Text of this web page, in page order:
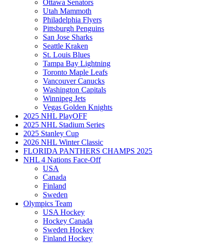
Ottawa Senators
Utah Mammoth
Philadelphia Flyers
Pittsburgh Penguins
San Jose Sharks
Seattle Kraken
St. Louis Blues
Tampa Bay Lightning
Toronto Maple Leafs
Vancouver Canucks
Washington Capitals
Winnipeg Jets
Vegas Golden Knights
2025 NHL PlayOFF
2025 NHL Stadium Series
2025 Stanley Cup
2026 NHL Winter Classic
FLORIDA PANTHERS CHAMPS 2025
NHL 4 Nations Face-Off
USA
Canada
Finland
Sweden
Olympics Team
USA Hockey
Hockey Canada
Sweden Hockey
Finland Hockey